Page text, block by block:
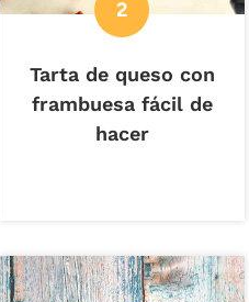
Tarta de queso con
frambuesa fácil de
hacer